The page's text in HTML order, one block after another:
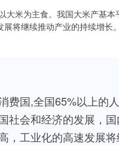
米为主食。我国大米产基
将继续推动产业的持续增长
费国,全国65%以上的
社会和经济的发展，
，工业化的高速发展